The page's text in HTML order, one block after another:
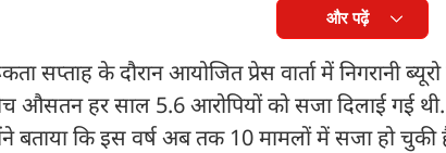
और पढ़ें
सप्ताह के दौरान आयोजित प्रेस वार्ता में निगरानी
औसतन हर साल 5.6 आरोपियों को सजा दिलाई गई
बताया कि इस वर्ष अब तक 10 मामलों में सजा हो चुकी